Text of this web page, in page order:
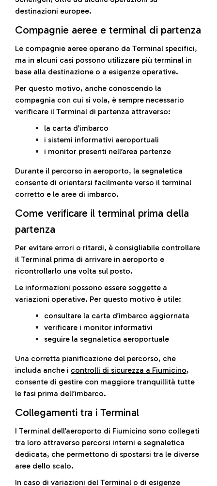
destinazioni europee.
Compagnie aeree e terminal di partenza
Le compagnie aeree operano da Terminal specifici,
ma in alcuni casi possono utilizzare più terminal in
base alla destinazione o a esigenze operative.
Per questo motivo, anche conoscendo la
compagnia con cui si vola, è sempre necessario
verificare il Terminal di partenza attraverso:
la carta d’imbarco
i sistemi informativi aeroportuali
i monitor presenti nell’area partenze
Durante il percorso in aeroporto, la segnaletica
consente di orientarsi facilmente verso il terminal
corretto e le aree di imbarco.
Come verificare il terminal prima della
partenza
Per evitare errori o ritardi, è consigliabile controllare
il Terminal prima di arrivare in aeroporto e
ricontrollarlo una volta sul posto.
Le informazioni possono essere soggette a
variazioni operative. Per questo motivo è utile:
consultare la carta d’imbarco aggiornata
verificare i monitor informativi
seguire la segnaletica aeroportuale
Una corretta pianificazione del percorso, che
includa anche i controlli di sicurezza a Fiumicino,
consente di gestire con maggiore tranquillità tutte
le fasi prima dell’imbarco.
Collegamenti tra i Terminal
I Terminal dell’aeroporto di Fiumicino sono collegati
tra loro attraverso percorsi interni e segnaletica
dedicata, che permettono di spostarsi tra le diverse
aree dello scalo.
In caso di variazioni del Terminal o di esigenze